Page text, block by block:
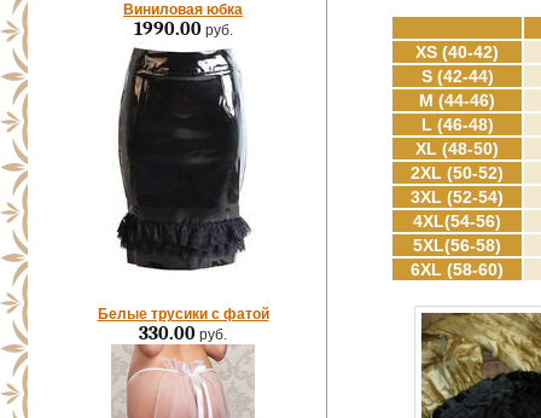
Виниловая юбка
1990.00руб.
Белые трусики с фатой
330.00 руб.
XS (40-42)
S (42-44)
M (44-46)
L (46-48)
XL (48-50)
2XL (50-52)
3XL (52-54)
4XL(54-56)
5XL(56-58)
6XL (58-60)